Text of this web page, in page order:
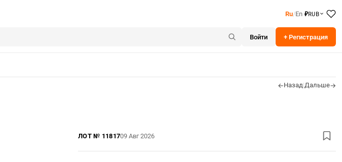
Ru/En ₽RUB
Войти + Регистрация
←Назад|Дальше→
ЛОТ № 1181709 Авг 2026